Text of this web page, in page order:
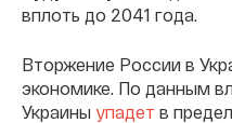
вплоть до 2041 года.
Вторжение России в
экономике. По данным
Украины упадет в